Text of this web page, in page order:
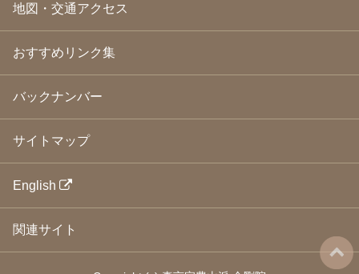
2008年10月
(31)
2008年9月(24)
2008年8月(24)
2008年5月(21)
(24)
2008年2月 (21)
2008年1月(23)
2007年12月
2007年9月
2007年8月(26)
地図・交通アクセス
おすすめリンク集
バックナンバー
サイトマップ
English
関連サイト